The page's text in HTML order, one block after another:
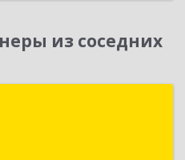
из соседних
г, Советская ул,